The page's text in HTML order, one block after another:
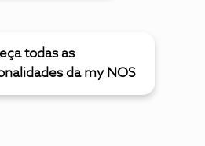
todas as
da my NOS